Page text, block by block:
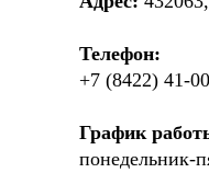
Телефон:
+7 (8422) 41-
График
понедельник-